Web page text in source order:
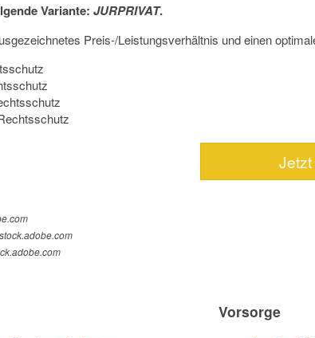
Variante: JURPRIVAT.
Preis-/Leistungsverhältnis und einen
Vorsorge